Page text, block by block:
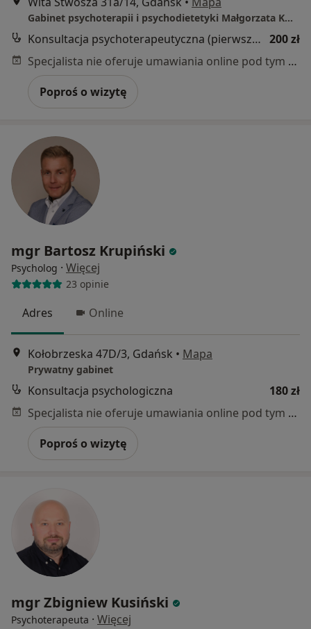
Gabinet psychoterapii i psychodietetyki Małgorzata Kwiatkowska
Konsultacja psychoterapeutyczna (pierwsza wizyta) 200 zł
Specjalista nie oferuje umawiania online pod tym adresem.
Poproś o wizytę
mgr Bartosz Krupiński
Psycholog · Więcej
23 opinie
Adres Online
Kołobrzeska 47D/3, Gdańsk • Mapa
Prywatny gabinet
Konsultacja psychologiczna
180 zł
Specjalista nie oferuje umawiania online pod tym adresem.
Poproś o wizytę
mgr Zbigniew Kusiński
Psychoterapeuta · Więcej